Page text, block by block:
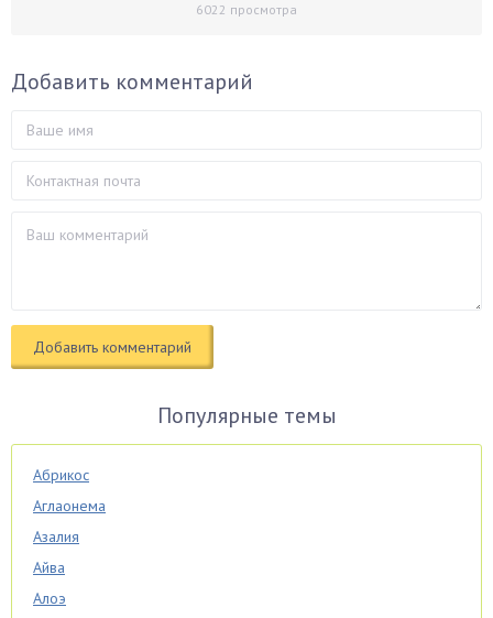
6022 просмотра
Добавить комментарий
Популярные темы
Абрикос
Аглаонема
Азалия
Айва
Алоэ